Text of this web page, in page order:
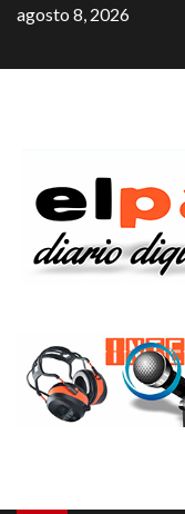
agosto 8, 2026